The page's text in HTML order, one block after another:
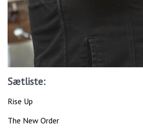
Sætliste:
Rise Up
The New Order